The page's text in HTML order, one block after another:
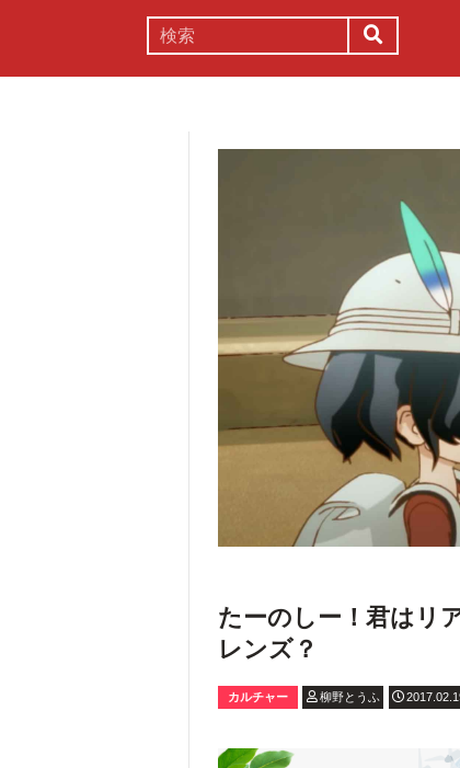
たーのしー！君はリ
レンズ？
カルチャー 柳野とうふ